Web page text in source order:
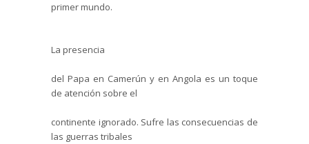
primer mundo.
La presencia
del Papa en Camerún y en Angola es un toque
de atención sobre el
continente ignorado. Sufre las consecuencias de
las guerras tribales